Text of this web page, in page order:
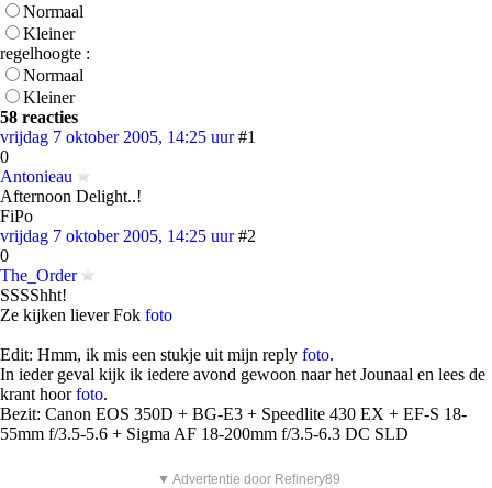
Normaal
Kleiner
regelhoogte :
Normaal
Kleiner
58 reacties
vrijdag 7 oktober 2005, 14:25 uur #1
0
Antonieau
Afternoon Delight..!
FiPo
vrijdag 7 oktober 2005, 14:25 uur #2
0
The_Order
SSSShht!
Ze kijken liever Fok foto
Edit: Hmm, ik mis een stukje uit mijn reply foto.
In ieder geval kijk ik iedere avond gewoon naar het Jounaal en lees de
krant hoorfoto.
Bezit: Canon EOS 350D + BG-E3 + Speedlite 430 EX + EF-S 18-
55mm f/3.5-5.6 + Sigma AF 18-200mm f/3.5-6.3 DC SLD
▼ Advertentie door Refinery89